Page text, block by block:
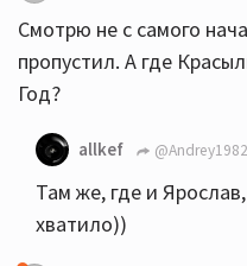
Смотрю не с самого
пропустил. А где
Год?
allkef @Andrey1982
Там же, где и
хватило))